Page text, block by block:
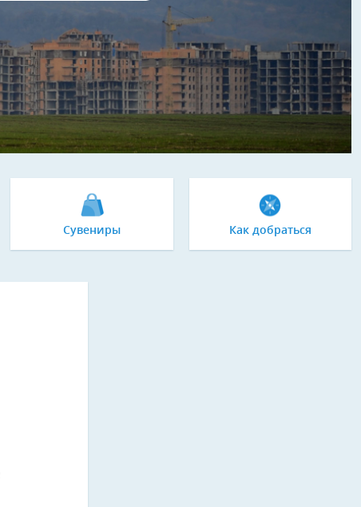
Сувениры Как добраться